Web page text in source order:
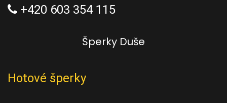
+420 603 354 115
Šperky Duše
Hotové šperky